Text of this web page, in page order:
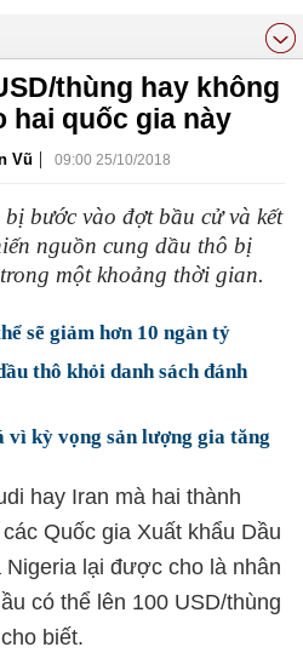
thùng hay không
hai quốc gia này
Vũ | 09:00 25/10/2018
bước vào đợt bầu cử và kết
nguồn cung dầu thô bị
một khoảng thời gian.
sẽ giảm hơn 10 ngàn tỷ
thô khỏi danh sách đánh
vì kỳ vọng sản lượng gia tăng
hay Iran mà hai thành
Quốc gia Xuất khẩu Dầu
Nigeria lại được cho là nhân
có thể lên 100 USD/thùng
biết.